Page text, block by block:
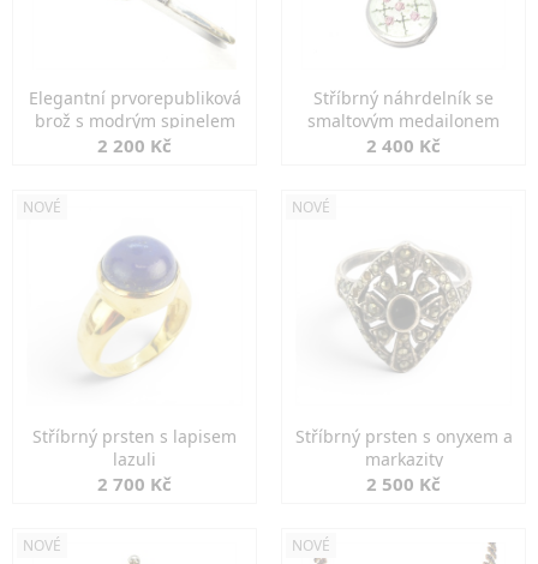
Elegantní prvorepubliková
brož s modrým spinelem
2 200 Kč
Stříbrný náhrdelník se
smaltovým medailonem
2 400 Kč
NOVÉ
Stříbrný prsten s lapisem
lazuli
2 700 Kč
NOVÉ
Stříbrný prsten s onyxem a
markazity
2 500 Kč
NOVÉ NOVÉ